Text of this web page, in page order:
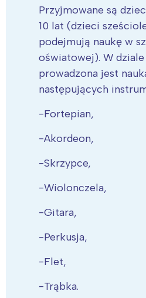
Przyjmowane są
10 lat (dzieci
podejmują naukę w
oświatowej). W
prowadzona jest
następujących
-Fortepian,
-Akordeon,
-Skrzypce,
-Wiolonczela,
-Gitara,
-Perkusja,
-Flet,
-Trąbka.